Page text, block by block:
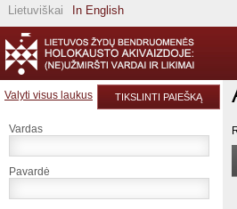
Lietuviškai In English
Valyti visus laukus TIKSLINTI PAIEŠKĄ
Vardas
Pavardė